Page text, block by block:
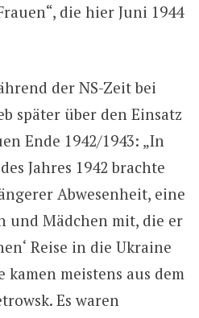
die hier Juni 1944
der NS-Zeit bei
später über den Einsatz
Ende 1942/1943: „In
Jahres 1942 brachte
Abwesenheit, eine
und Mädchen mit, die er
Reise in die Ukraine
kamen meistens aus dem
Es waren